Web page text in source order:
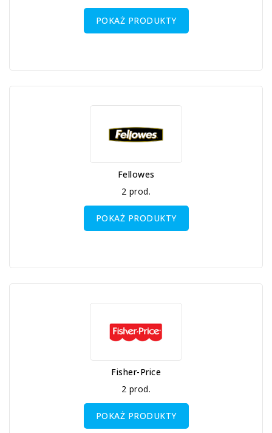
POKAŻ PRODUKTY
Fellowes
2 prod.
POKAŻ PRODUKTY
Fisher-Price
2 prod.
POKAŻ PRODUKTY